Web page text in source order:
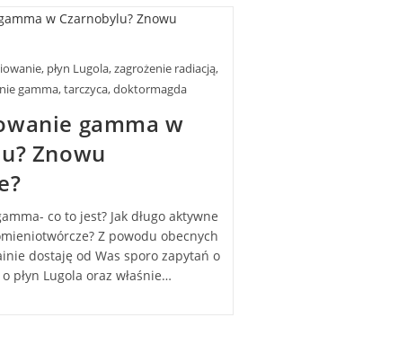
płyn Lugola, zagrożenie radiacją,
gamma, tarczyca, doktormagda
gamma w
Znowu
co to jest? Jak długo aktywne
Z powodu obecnych
dostaję od Was sporo zapytań o
płyn Lugola oraz właśnie…